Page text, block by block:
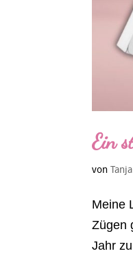
Ein
von
Meine
Zügen
Jahr